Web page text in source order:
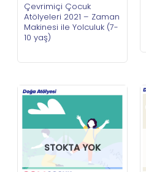
Çevrimiçi Çocuk
Atölyeleri 2021 – Zaman
Makinesi ile Yolculuk (7-
10 yaş)
STOKTA YOK